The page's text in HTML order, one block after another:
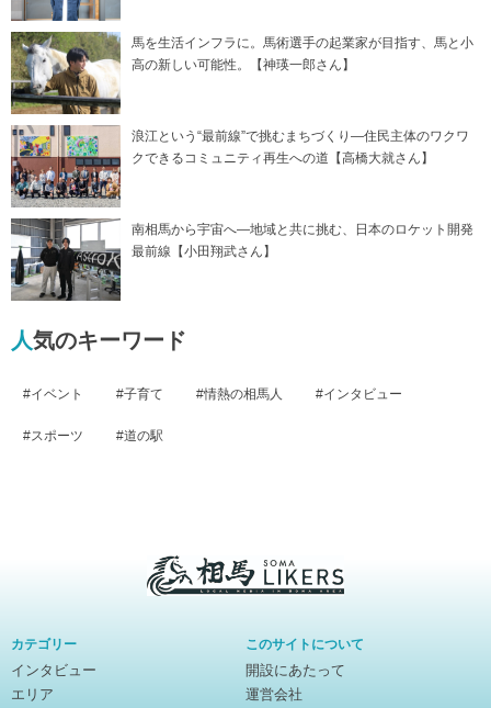
馬を生活インフラに。馬術選手の起業家が目指す、馬と小
高の新しい可能性。【神瑛一郎さん】
浪江という“最前線”で挑むまちづくり―住民主体のワクワ
クできるコミュニティ再生への道【高橋大就さん】
南相馬から宇宙へ―地域と共に挑む、日本のロケット開発
最前線【小田翔武さん】
人気のキーワード
イベント 子育て 情熱の相馬人 インタビュー
スポーツ 道の駅
カテゴリー
インタビュー
エリア
このサイトについて
開設にあたって
運営会社